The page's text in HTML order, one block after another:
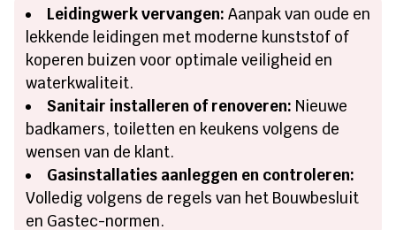
Leidingwerk vervangen: Aanpak van oude en
lekkende leidingen met moderne kunststof of
koperen buizen voor optimale veiligheid en
waterkwaliteit.
Sanitair installeren of renoveren: Nieuwe
badkamers, toiletten en keukens volgens de
wensen van de klant.
Gasinstallaties aanleggen en controleren:
Volledig volgens de regels van het Bouwbesluit
en Gastec-normen.